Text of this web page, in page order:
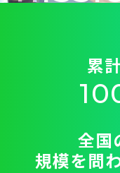
累
全国
規模を問